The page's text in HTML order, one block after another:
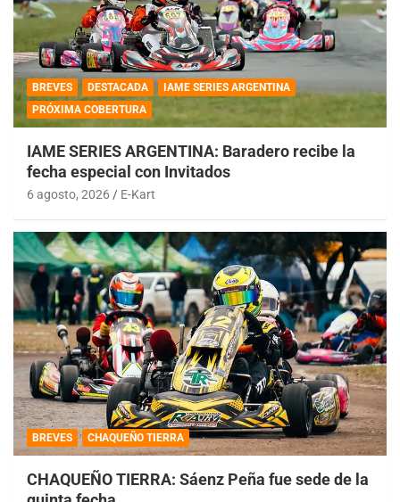
BREVES DESTACADA
IAME SERIES ARGENTINA
PRÓXIMA COBERTURA
IAME SERIES ARGENTINA: Baradero recibe la
fecha especial con Invitados
6 agosto, 2026 E-Kart
BREVES CHAQUEÑO TIERRA
CHAQUEÑO TIERRA: Sáenz Peña fue sede de la